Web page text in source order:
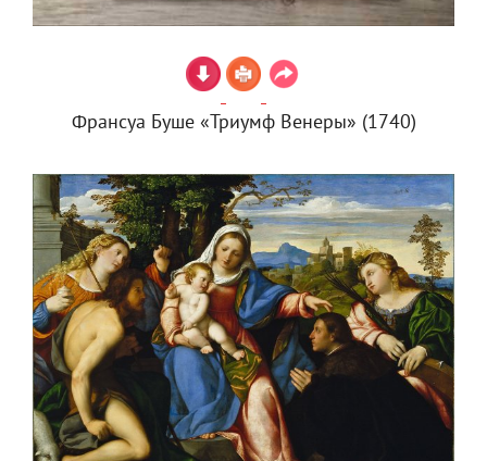
Франсуа Буше «Триумф Венеры» (1740)